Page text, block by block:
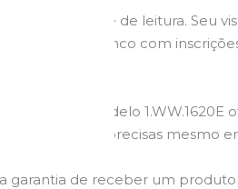
e facilidade de leitura. Seu
de fundo branco com
o Modelo
mais precisas mesmo
garantia de receber um